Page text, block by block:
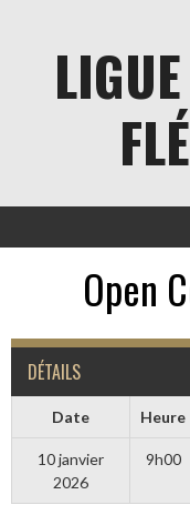
Open
DÉTAILS
Date Heure
10 janvier
2026
9h00